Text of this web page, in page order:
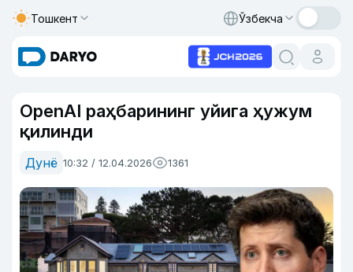
Тошкент Ўзбекча
OpenAI раҳбарининг уйига ҳужум
қилинди
Дунё 10:32 / 12.04.2026 1361